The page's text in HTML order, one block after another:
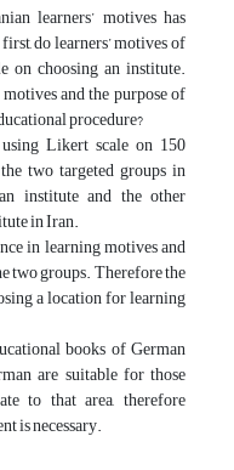
learners’ motives has
do learners’ motives of
on choosing an institute.
and the purpose of
procedure?
Likert scale on 150
two targeted groups in
institute and the other
in Iran.
in learning motives and
two groups. Therefore the
a location for learning
books of German
are suitable for those
to that area, therefore
is necessary.